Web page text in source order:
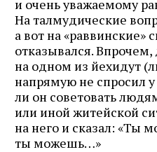
и очень уважаемому
На талмудические
а вот на «раввинские»
отказывался. Впрочем,
на одном из йехидут
напрямую не спросил
ли он советовать
или иной житейской
на него и сказал: «Ты
ты можешь…»